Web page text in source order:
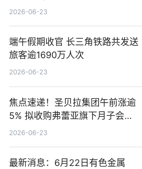
2026-06-23
端午假期收官 长三角铁路共发送
旅客逾1690万人次
2026-06-23
焦点速递！圣贝拉集团午前涨逾
5% 拟收购弗蕾亚旗下月子会所
业务少数股权
2026-06-23
最新消息：6月22日有色金属